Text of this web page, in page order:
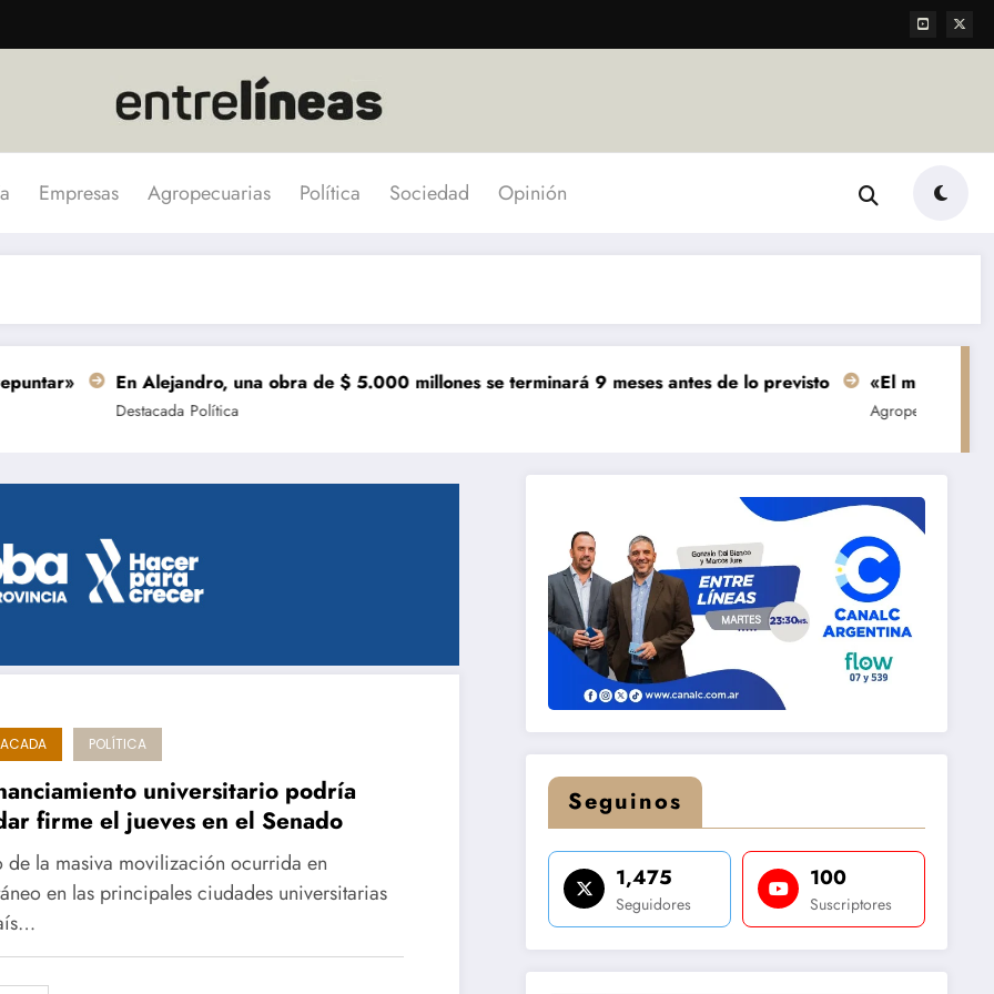
Empresas Agropecuarias Política Sociedad Opinión
En Alejandro, una obra de $ 5.000 millones se terminará 9 meses antes de lo previsto
Política
«El mundo AgTech es
Agropecuarias Destacada
POLÍTICA
universitario podría
firme el jueves en el Senado
de la masiva movilización ocurrida en
en las principales ciudades universitarias
Seguinos
1,475
Seguidores
100
Suscriptores